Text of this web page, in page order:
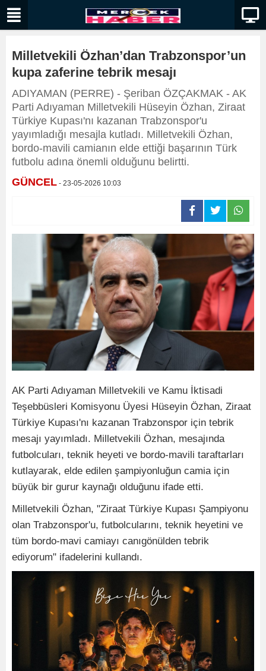
Milletvekili Özhan’dan Trabzonspor’un
kupa zaferine tebrik mesajı
ADIYAMAN (PERRE) - Şeriban ÖZÇAKMAK - AK
Parti Adıyaman Milletvekili Hüseyin Özhan, Ziraat
Türkiye Kupası'nı kazanan Trabzonspor'u
yayımladığı mesajla kutladı. Milletvekili Özhan,
bordo-mavili camianın elde ettiği başarının Türk
futbolu adına önemli olduğunu belirtti.
GÜNCEL - 23-05-2026 10:03
AK Parti Adıyaman Milletvekili ve Kamu İktisadi
Teşebbüsleri Komisyonu Üyesi Hüseyin Özhan, Ziraat
Türkiye Kupası'nı kazanan Trabzonspor için tebrik
mesajı yayımladı. Milletvekili Özhan, mesajında
futbolcuları, teknik heyeti ve bordo-mavili taraftarları
kutlayarak, elde edilen şampiyonluğun camia için
büyük bir gurur kaynağı olduğunu ifade etti.
Milletvekili Özhan, "Ziraat Türkiye Kupası Şampiyonu
olan Trabzonspor'u, futbolcularını, teknik heyetini ve
tüm bordo-mavi camiayı canıgönülden tebrik
ediyorum" ifadelerini kullandı.